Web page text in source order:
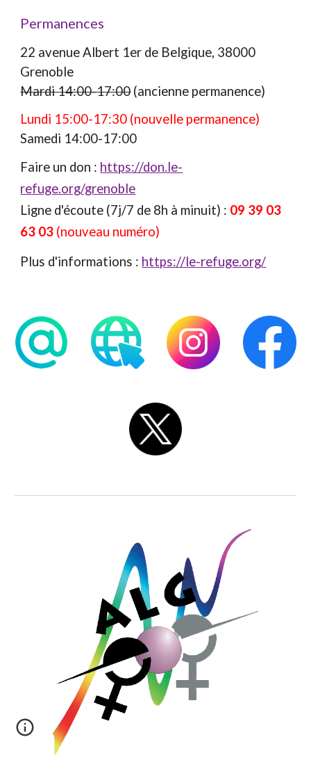
Permanences
22 avenue Albert 1er de Belgique, 38000
Grenoble
Mardi 14:00-17:00 (ancienne permanence)
Lundi 15:00-17:30 (nouvelle permanence)
Samedi 14:00-17:00
Faire un don : https://don.le-
refuge.org/grenoble
Ligne d'écoute (7j/7 de 8h à minuit) : 09 39 03
63 03 (nouveau numéro)
Plus d'informations : https://le-refuge.org/